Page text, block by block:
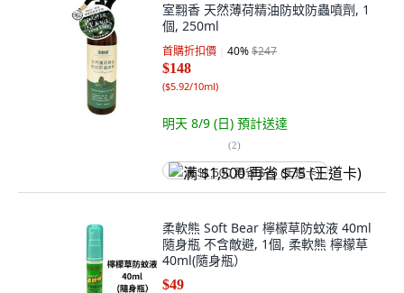
室翲香 天然薄荷精油防蚊防蟲噴劑, 1
個, 250ml
首購折扣價 40%$247
$148
($5.92/10ml)
明天 8/9 (日) 預計送達
(2)
满 $1,500 再省 $75 (王道卡)
柔軟熊 Soft Bear 檸檬草防蚊液 40ml
隨身瓶 不含敵避, 1個, 柔軟熊 檸檬草
40ml(隨身瓶）
$49